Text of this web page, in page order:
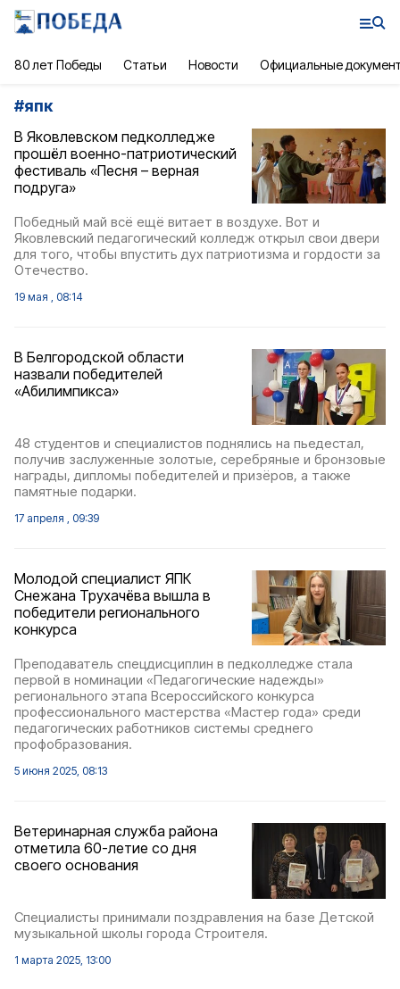
80 лет Победы Статьи Новости Официальные
#япк
В Яковлевском педколледже
прошёл военно-патриотический
фестиваль «Песня – верная
подруга»
Победный май всё ещё витает в воздухе. Вот и
Яковлевский педагогический колледж открыл свои двери
для того, чтобы впустить дух патриотизма и гордости за
Отечество.
19 мая , 08:14
В Белгородской области
назвали победителей
«Абилимпикса»
48 студентов и специалистов поднялись на пьедестал,
получив заслуженные золотые, серебряные и бронзовые
награды, дипломы победителей и призёров, а также
памятные подарки.
17 апреля , 09:39
Молодой специалист ЯПК
Снежана Трухачёва вышла в
победители регионального
конкурса
Преподаватель спецдисциплин в педколледже стала
первой в номинации «Педагогические надежды»
регионального этапа Всероссийского конкурса
профессионального мастерства «Мастер года» среди
педагогических работников системы среднего
профобразования.
5 июня 2025, 08:13
Ветеринарная служба района
отметила 60-летие со дня
своего основания
Специалисты принимали поздравления на базе Детской
музыкальной школы города Строителя.
1 марта 2025, 13:00